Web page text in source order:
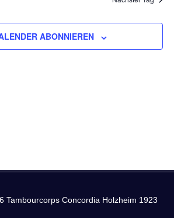
und
ABONNIEREN
Tambourcorps Concordia Holzheim 1923